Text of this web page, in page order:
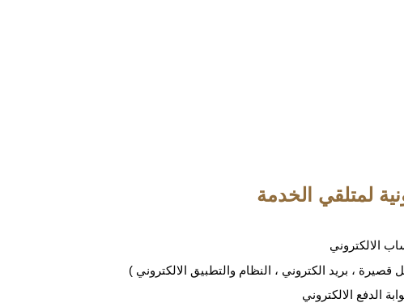
لمتلقي الخدمة
الالكتروني
، بريد الكتروني ، النظام والتطبيق الالكتروني )
الدفع الالكتروني